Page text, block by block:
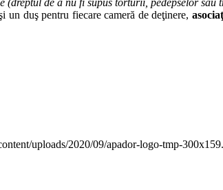
de a nu fi supus torturii, pedepselor sau
un duş pentru fiecare cameră de deţinere,
uploads/2020/09/apador-logo-tmp-